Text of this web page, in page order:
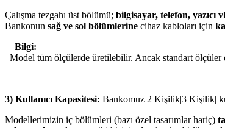
Çalışma tezgahı üst bölümü; bilgisayar, telefon, yazıcı
Bankonun sağ ve sol bölümlerine cihaz kabloları için
Bilgi:
Model tüm ölçülerde üretilebilir. Ancak standart ölçüler
3) Kullanıcı Kapasitesi: Bankomuz 2 Kişilik|3 Kişilik|
Modellerimizin iç bölümleri (bazı özel tasarımlar hariç)